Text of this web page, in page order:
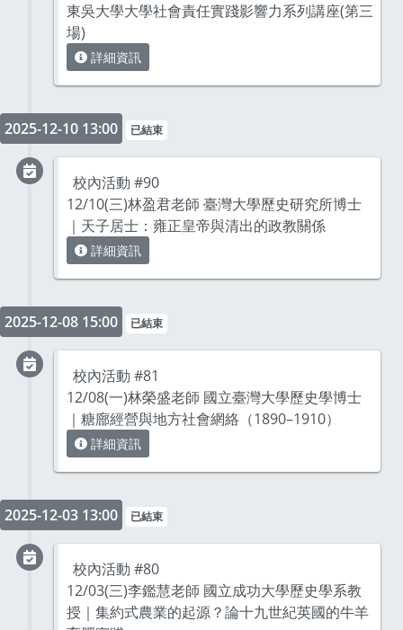
東吳大學大學社會責任實踐影響力系列講座(第三
場)
詳細資訊
2025-12-10 13:00 已結束
校內活動 #90
12/10(三)林盈君老師 臺灣大學歷史研究所博士
｜天子居士：雍正皇帝與清出的政教關係
詳細資訊
2025-12-08 15:00 已結束
校內活動 #81
12/08(一)林榮盛老師 國立臺灣大學歷史學博士
｜糖廍經營與地方社會網絡（1890–1910）
詳細資訊
2025-12-03 13:00 已結束
校內活動 #80
12/03(三)李鑑慧老師 國立成功大學歷史學系教
授｜集約式農業的起源？論十九世紀英國的牛羊